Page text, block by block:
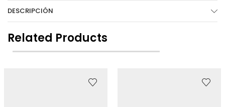
DESCRIPCIÓN
Related Products